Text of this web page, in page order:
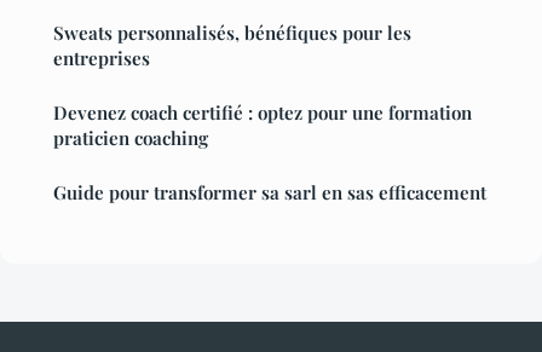
Sweats personnalisés, bénéfiques pour les
entreprises
Devenez coach certifié : optez pour une formation
praticien coaching
Guide pour transformer sa sarl en sas efficacement